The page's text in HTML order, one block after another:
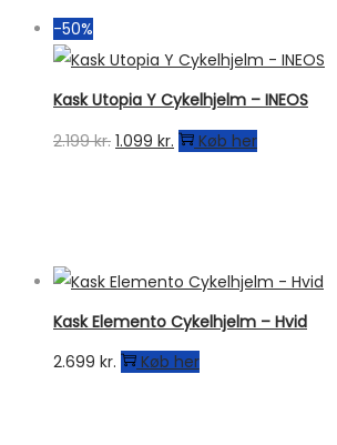
-50%
Kask Utopia Y Cykelhjelm – INEOS
2.199kr. Den
1.099 kr. DenKøb her
Kask Elemento Cykelhjelm – Hvid
2.699 kr. Køb her